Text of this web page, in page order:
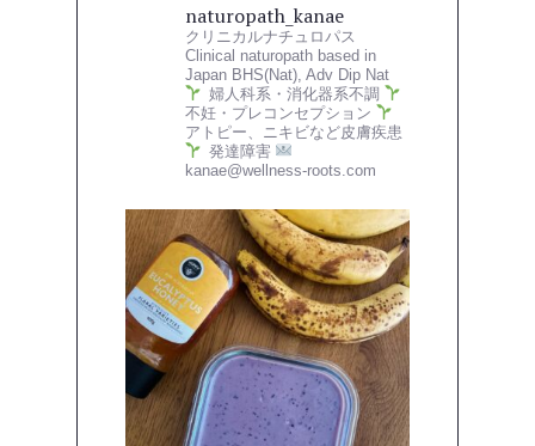
naturopath_kanae
クリニカルナチュロパス
Clinical naturopath based in
Japan BHS(Nat), Adv Dip Nat
婦人科系・消化器系不調
不妊・プレコンセプション
アトピー、ニキビなど皮膚疾患
発達障害
kanae@wellness-roots.com